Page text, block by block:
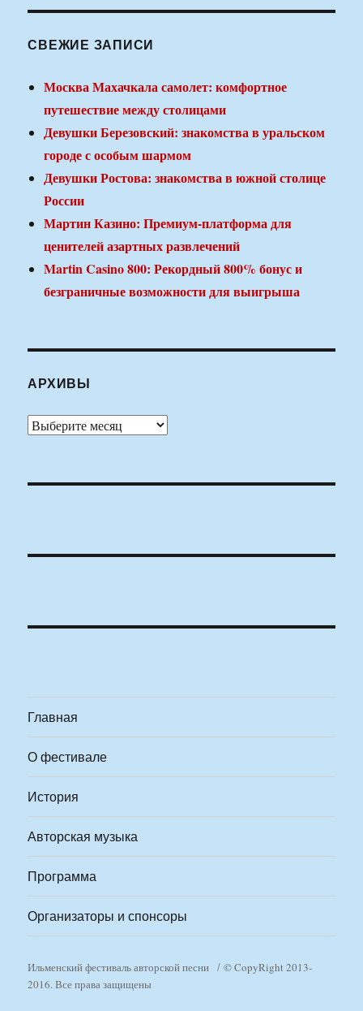
СВЕЖИЕ ЗАПИСИ
Москва Махачкала самолет: комфортное
путешествие между столицами
Девушки Березовский: знакомства в уральском
городе с особым шармом
Девушки Ростова: знакомства в южной столице
России
Мартин Казино: Премиум-платформа для
ценителей азартных развлечений
Martin Casino 800: Рекордный 800% бонус и
безграничные возможности для выигрыша
АРХИВЫ
Архивы
Главная
О фестивале
История
Авторская музыка
Программа
Организаторы и спонсоры
Ильменский фестиваль авторской песни
© CopyRight 2013-
2016. Все права защищены